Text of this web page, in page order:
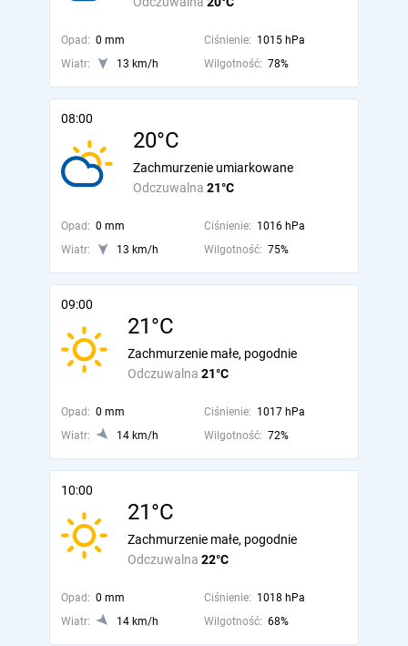
Opad: 0 mm Ciśnienie: 1015 hPa
Wiatr:
13 km/h Wilgotność: 78%
08:00
20°C
Odczuwalna 21°C
Zachmurzenie umiarkowane
Opad: 0 mm Ciśnienie: 1016 hPa
Wiatr:
13 km/h Wilgotność: 75%
09:00
21°C
Odczuwalna 21°C
Zachmurzenie małe, pogodnie
Opad: 0 mm Ciśnienie: 1017 hPa
Wiatr:
14 km/h Wilgotność: 72%
10:00
21°C
Odczuwalna 22°C
Zachmurzenie małe, pogodnie
Opad: 0 mm Ciśnienie: 1018 hPa
Wiatr:
14 km/h Wilgotność: 68%